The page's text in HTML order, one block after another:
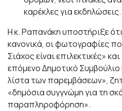
καρέκλες για εκδηλώσεις.
Η κ. Ραπανάκη υποστήριξε
κανονικά, οι φωτογραφίες
Σιάχος είναι επιλεκτικές»
επόμενο Δημοτικό
λίστα των παρεμβάσεων»,
«δημόσια συγγνώμη για τη
παραπληροφόρηση».